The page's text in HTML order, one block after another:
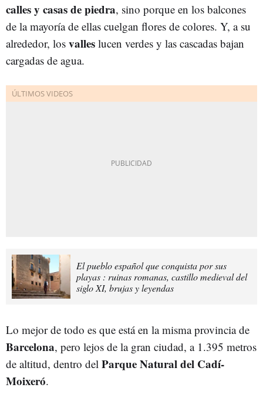
calles y casas de piedra, sino porque en los balcones
de la mayoría de ellas cuelgan flores de colores. Y, a su
alrededor, los valles lucen verdes y las cascadas bajan
cargadas de agua.
El pueblo español que conquista por sus
playas : ruinas romanas, castillo medieval del
siglo XI, brujas y leyendas
Lo mejor de todo es que está en la misma provincia de
Barcelona, pero lejos de la gran ciudad, a 1.395 metros
de altitud, dentro del Parque Natural del Cadí-
Moixeró.